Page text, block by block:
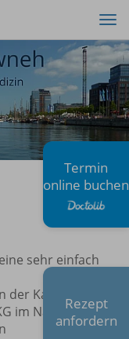
sehr einfach
Kardiologie.
im Nachweis
Termin
online buchen
Rezept
anfordern